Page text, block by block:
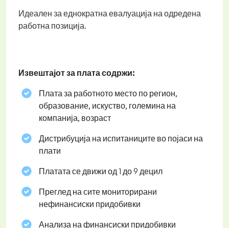
Идеален за еднократна евалуација на одредена
работна позиција.
Извештајот за плата содржи:
Плата за работното место по регион,
образование, искуство, големина на
компанија, возраст
Дистрибуција на испитаниците во појаси на
плати
Платата се движи од 1 до 9 децил
Преглед на сите мониторирани
нефинансиски придобивки
Анализа на финансиски придобивки